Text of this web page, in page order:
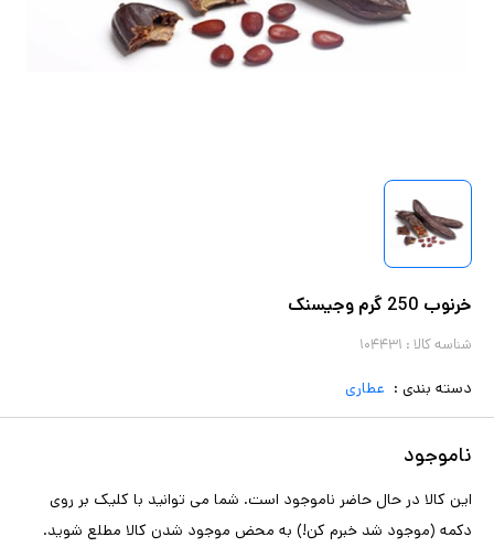
خرنوب 250 گرم وجیسنک
شناسه کالا : ۱۰۴۴۳۱
دسته بندی : عطاری
ناموجود
این کالا در حال حاضر ناموجود است. شما می توانید با کلیک بر روی
دکمه (موجود شد خبرم کن!) به محض موجود شدن کالا مطلع شوید.